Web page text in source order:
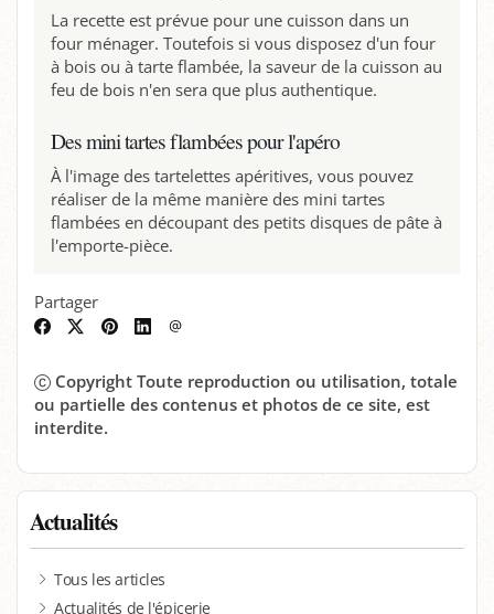
La recette est prévue pour une cuisson dans un
four ménager. Toutefois si vous disposez d'un four
à bois ou à tarte flambée, la saveur de la cuisson au
feu de bois n'en sera que plus authentique.
Des mini tartes flambées pour l'apéro
À l'image des tartelettes apéritives, vous pouvez
réaliser de la même manière des mini tartes
flambées en découpant des petits disques de pâte à
l'emporte-pièce.
Partager
FacebookTwitterPinterestLinkedIn
Copyright Toute reproduction ou utilisation, totale
ou partielle des contenus et photos de ce site, est
interdite.
Actualités
Tous les articles
Actualités de l'épicerie